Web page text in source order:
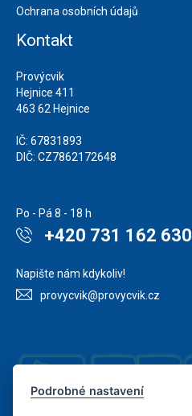
Ochrana osobních údajů
Kontakt
Provýcvik
Hejnice 411
463 62 Hejnice
IČ: 67831893
DIČ: CZ7862172648
Po - Pá 8 - 18 h
+420 731 162 630
Napište nám kdykoliv!
provycvik@provycvik.cz
Podrobné nastavení